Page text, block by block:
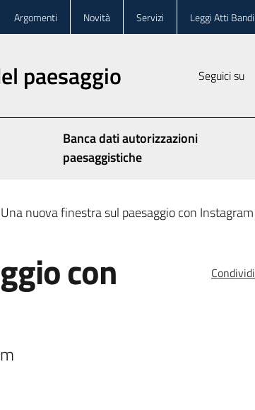
Argomenti Novità Servizi Leggi Atti Bandi
paesaggio Seguici su
Banca dati autorizzazioni
paesaggistiche
Una nuova finestra sul paesaggio con Instagram
con
Condividi